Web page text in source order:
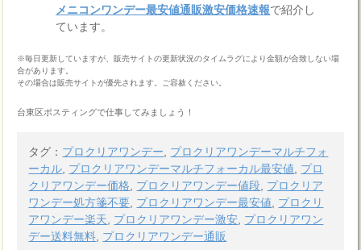
メニコンワンデー最安値通販激安価格速報で紹介し
ています。
※毎日更新していますが、販売サイトの更新状況のタイムラグにより金額が合致しない場
合があります。
その場合は販売サイトが優先されます。ご容赦ください。
台東区ポスティングで仕事してみましょう！
タグ： プロクリアワンデー
プロクリアワンデーマルチフォ
ーカル プロクリアワンデーマルチフォーカル最安値
プロ
クリアワンデー価格
プロクリアワンデー値段 プロクリア
ワンデー処方箋不要 プロクリアワンデー最安値
プロクリ
アワンデー楽天
プロクリアワンデー激安 プロクリアワン
デー送料無料 プロクリアワンデー通販